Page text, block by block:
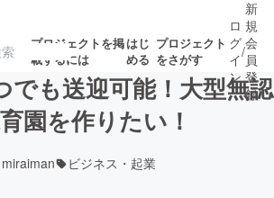
プロジェクトを掲
載するには
はじ
める
プロジェクト
をさがす
ジェクト
募集終了が近いプ
ロジェクト
ロ
グ
イ
ン
/
新
規
会
員
登
録
でも送迎可能！大型無認
園を作りたい！
miraiman ビジネス・起業